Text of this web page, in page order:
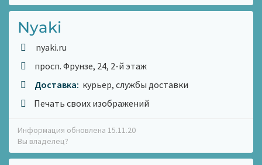
Nyaki
nyaki.ru
просп. Фрунзе, 24, 2-й этаж
Доставка: курьер, службы доставки
Печать своих изображений
Информация обновлена 15.11.20
Вы владелец?